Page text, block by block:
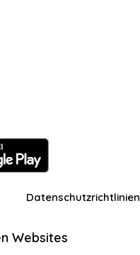
Datenschutzrichtlinien
Websites